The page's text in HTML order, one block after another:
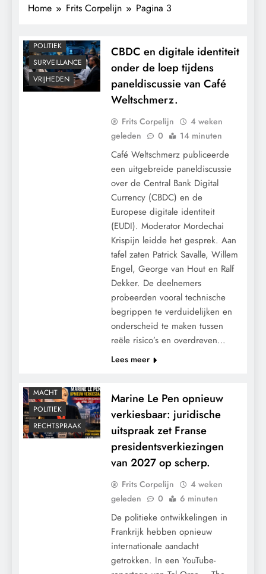
Home Frits Corpelijn Pagina 3
CONTROLE
POLITIEK
SURVEILLANCE
VRIJHEDEN
CBDC en digitale identiteit
onder de loep tijdens
paneldiscussie van Café
Weltschmerz.
Frits Corpelijn
4 weken
geleden
0 14 minuten
Café Weltschmerz publiceerde
een uitgebreide paneldiscussie
over de Central Bank Digital
Currency (CBDC) en de
Europese digitale identiteit
(EUDI). Moderator Mordechai
Krispijn leidde het gesprek. Aan
tafel zaten Patrick Savalle, Willem
Engel, George van Hout en Ralf
Dekker. De deelnemers
probeerden vooral technische
begrippen te verduidelijken en
onderscheid te maken tussen
reële risico’s en overdreven…
Lees meer
MACHT
POLITIEK
RECHTSPRAAK
Marine Le Pen opnieuw
verkiesbaar: juridische
uitspraak zet Franse
presidentsverkiezingen
van 2027 op scherp.
Frits Corpelijn
4 weken
geleden
0 6 minuten
De politieke ontwikkelingen in
Frankrijk hebben opnieuw
internationale aandacht
getrokken. In een YouTube-